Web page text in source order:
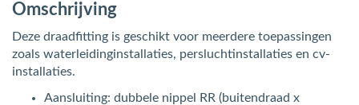
Omschrijving
Deze draadfitting is geschikt voor meerdere toepassingen
zoals waterleidinginstallaties, persluchtinstallaties en cv-
installaties.
Aansluiting: dubbele nippel RR (buitendraad x